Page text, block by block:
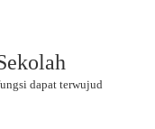
dapat terwujud